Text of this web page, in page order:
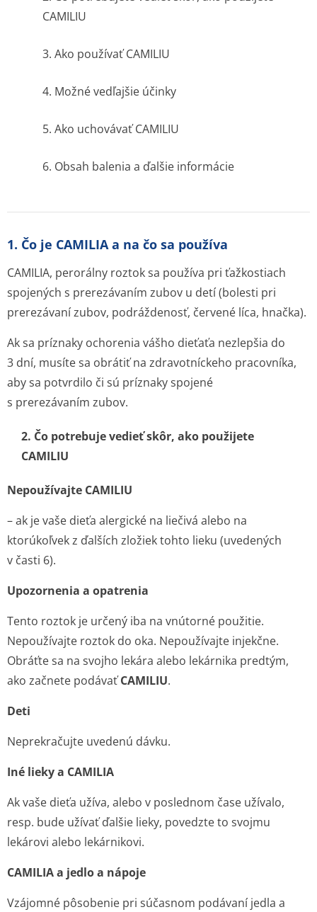
CAMILIU
3. Ako používať CAMILIU
4. Možné vedľajšie účinky
5. Ako uchovávať CAMILIU
6. Obsah balenia a ďalšie informácie
1. Čo je CAMILIA a na čo sa používa
CAMILIA, perorálny roztok sa používa pri ťažkostiach
spojených s prerezávaním zubov u detí (bolesti pri
prerezávaní zubov, podráždenosť, červené líca, hnačka).
Ak sa príznaky ochorenia vášho dieťaťa nezlepšia do
3 dní, musíte sa obrátiť na zdravotníckeho pracovníka,
aby sa potvrdilo či sú príznaky spojené
s prerezávaním zu­bov.
2. Čo potrebuje vedieť skôr, ako použijete
CAMILIU
Nepoužívajte CAMILIU
– ak je vaše dieťa alergické na liečivá alebo na
ktorúkoľvek z ďalších zložiek tohto lieku (uvedených
v časti 6).
Upozornenia a opatrenia
Tento roztok je určený iba na vnútorné použitie.
Nepoužívajte roztok do oka. Nepoužívajte injekčne.
Obráťte sa na svojho lekára alebo lekárnika predtým,
ako začnete podávaťCAMILIU.
Deti
Neprekračujte uvedenú dávku.
Iné lieky a CAMILIA
Ak vaše dieťa užíva, alebo v poslednom čase užívalo,
resp. bude užívať ďalšie lieky, povedzte to svojmu
lekárovi alebo lekárnikovi.
CAMILIA a jedlo a nápoje
Vzájomné pôsobenie pri súčasnom podávaní jedla a